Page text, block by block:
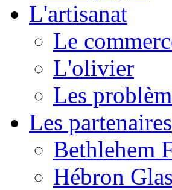
L'artisanat
Le
L'olivier
Les
Les partenaires
Bethlehem
Hébron